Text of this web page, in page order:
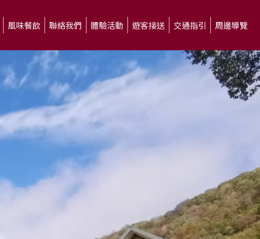
風味餐飲 聯絡我們 體驗活動 遊客接送 交通指引 周邊導覽